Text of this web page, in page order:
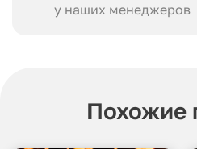
у наших менеджеров
Похожие